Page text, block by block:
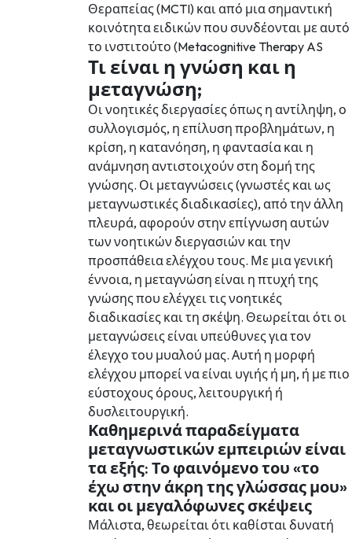
Θεραπείας (MCTI) και από μια σημαντική
κοινότητα ειδικών που συνδέονται με αυτό
το ινστιτούτο (Metacognitive Therapy AS
Τι είναι η γνώση και η
μεταγνώση;
Οι νοητικές διεργασίες όπως η αντίληψη, ο
συλλογισμός, η επίλυση προβλημάτων, η
κρίση, η κατανόηση, η φαντασία και η
ανάμνηση αντιστοιχούν στη δομή της
γνώσης. Οι μεταγνώσεις (γνωστές και ως
μεταγνωστικές διαδικασίες), από την άλλη
πλευρά, αφορούν στην επίγνωση αυτών
των νοητικών διεργασιών και την
προσπάθεια ελέγχου τους. Με μια γενική
έννοια, η μεταγνώση είναι η πτυχή της
γνώσης που ελέγχει τις νοητικές
διαδικασίες και τη σκέψη. Θεωρείται ότι οι
μεταγνώσεις είναι υπεύθυνες για τον
έλεγχο του μυαλού μας. Αυτή η μορφή
ελέγχου μπορεί να είναι υγιής ή μη, ή με πιο
εύστοχους όρους, λειτουργική ή
δυσλειτουργική.
Καθημερινά παραδείγματα
μεταγνωστικών εμπειριών είναι
τα εξής: Το φαινόμενο του «το
έχω στην άκρη της γλώσσας μου»
και οι μεγαλόφωνες σκέψεις
Μάλιστα, θεωρείται ότι καθίσται δυνατή